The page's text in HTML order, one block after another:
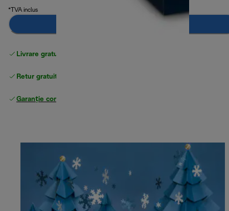
*TVA inclus
Livrare gratuită standard
Retur gratuit
Garanție completă